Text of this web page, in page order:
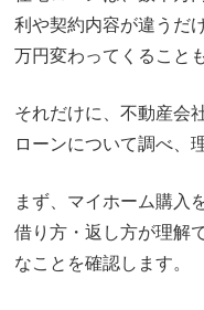
利や契約内容が違うだ
万円変わってくること
それだけに、不動産会
ローンについて調べ、
まず、マイホーム購入
借り方・返し方が理解
なことを確認します。